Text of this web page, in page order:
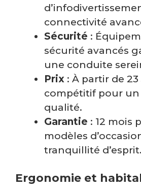
connectivité
Sécurité :
sécurité avancés
une conduite
Prix : À partir de
compétitif pour un
qualité.
Garantie : 12 mois
modèles
tranquillité d’esprit.
Ergonomie et